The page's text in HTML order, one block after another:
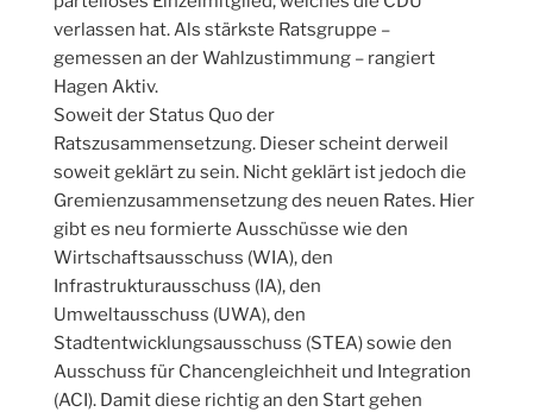
verlassen hat. Als stärkste Ratsgruppe –
gemessen an der Wahlzustimmung – rangiert
Hagen Aktiv.
Soweit der Status Quo der
Ratszusammensetzung. Dieser scheint derweil
soweit geklärt zu sein. Nicht geklärt ist jedoch die
Gremienzusammensetzung des neuen Rates. Hier
gibt es neu formierte Ausschüsse wie den
Wirtschaftsausschuss (WIA), den
Infrastrukturausschuss (IA), den
Umweltausschuss (UWA), den
Stadtentwicklungsausschuss (STEA) sowie den
Ausschuss für Chancengleichheit und Integration
(ACI). Damit diese richtig an den Start gehen